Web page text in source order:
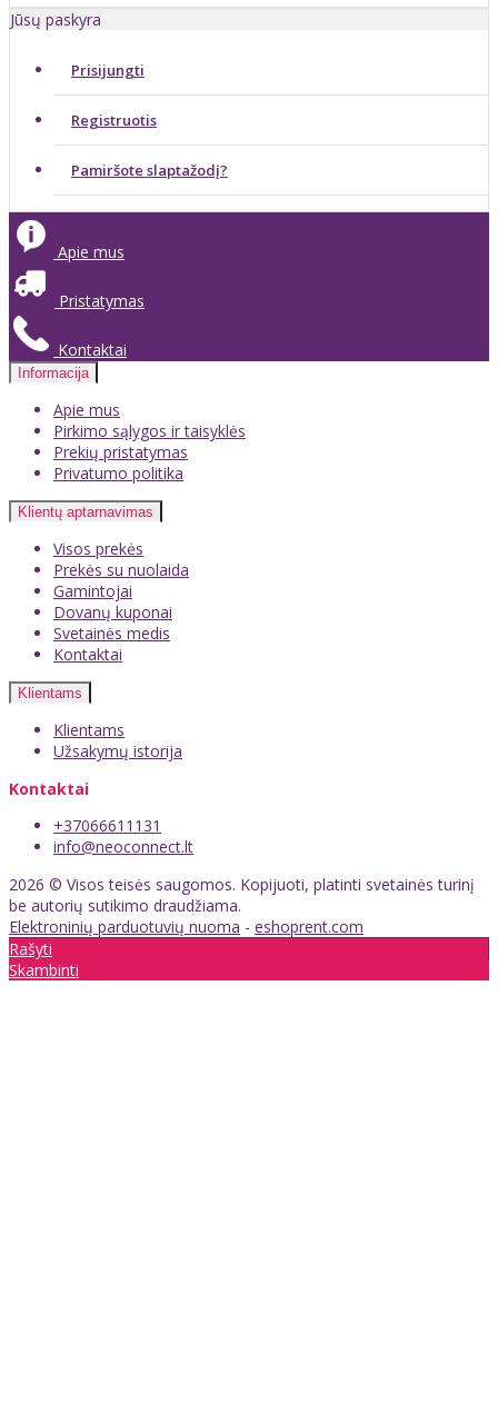
Jūsų paskyra
Prisijungti
Registruotis
Pamiršote slaptažodį?
Apie mus
Pristatymas
Kontaktai
Informacija
Apie mus
Pirkimo sąlygos ir taisyklės
Prekių pristatymas
Privatumo politika
Klientų aptarnavimas
Visos prekės
Prekės su nuolaida
Gamintojai
Dovanų kuponai
Svetainės medis
Kontaktai
Klientams
Klientams
Užsakymų istorija
Kontaktai
+37066611131
info@neoconnect.lt
2026 © Visos teisės saugomos. Kopijuoti, platinti svetainės turinį
be autorių sutikimo draudžiama.
Elektroninių parduotuvių nuoma - eshoprent.com
Rašyti
Skambinti